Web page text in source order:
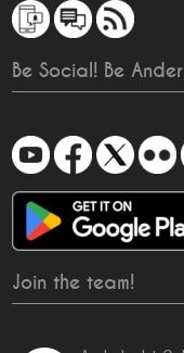
Be Social! Be
Join the team!